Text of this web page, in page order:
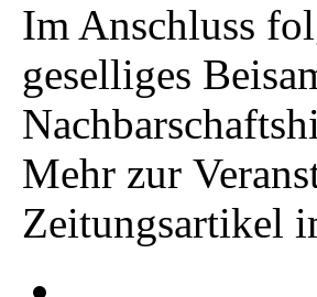
Im Anschluss
geselliges
Mehr zur
Zeitungsartikel